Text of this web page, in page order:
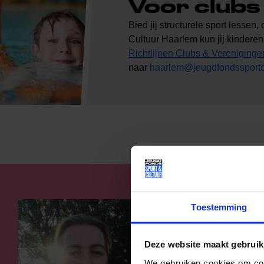
Toestemming
Deze website maakt
Voor clubs
Bied jij structurele sport lessen,
Cultuur Haarlem kun jij
Richtlijnen Clubs &
naar